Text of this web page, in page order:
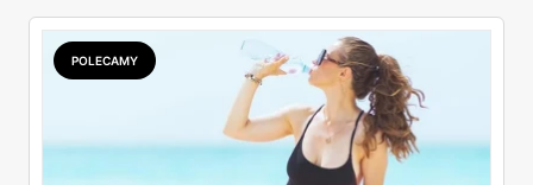
POLECAMY